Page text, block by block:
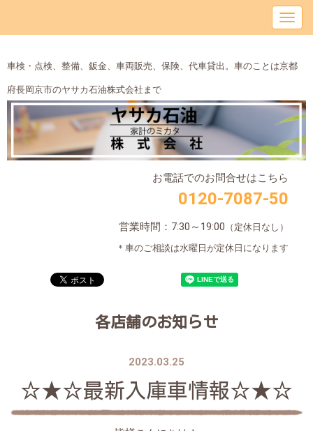
車検・点検、整備、鈑金、車両販売、保険、代車貸出。車のことは京都
府長岡京市のヤサカ石油株式会社まで
お電話でのお問合せはこちら
0120-7087-50
営業時間：7:30～19:00 （定休日なし）
＊車のご相談は水曜日が定休日になります
各店舗のお知らせ
2023.03.25
☆★☆最新入庫車情報☆★☆